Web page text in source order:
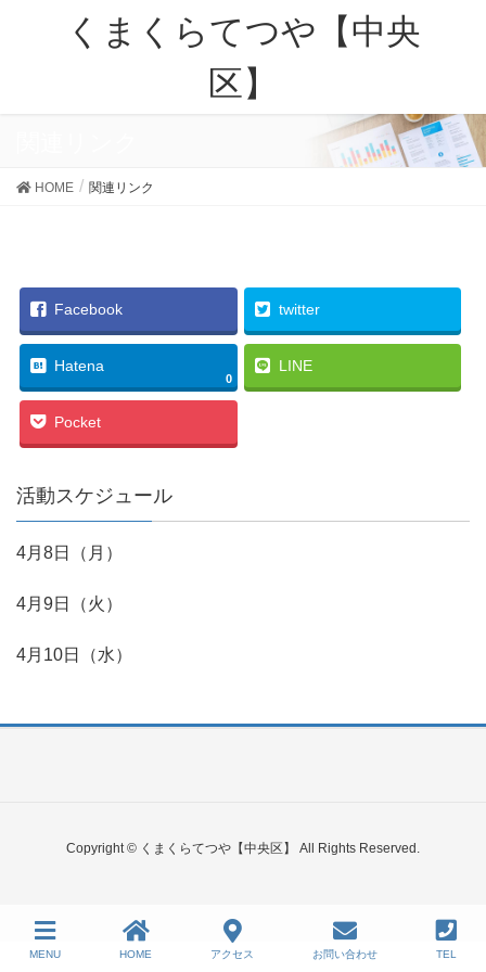
くまくらてつや【中央
区】
HOME 関連リンク
Facebook twitter
Hatena
0
LINE
Pocket
活動スケジュール
4月8日（月）
4月9日（火）
4月10日（水）
Copyright © くまくらてつや【中央区】 All Rights Reserved.
MENU HOME アクセス お問い合わせ TEL